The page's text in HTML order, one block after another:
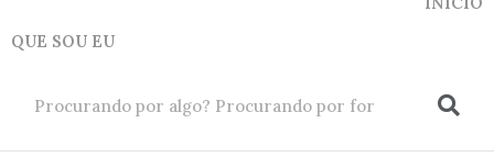
QUE SOU EU